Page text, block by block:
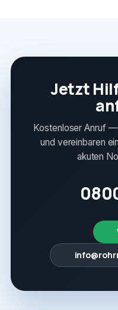
Jetzt
Kostenloser Anruf
und vereinbaren
akuten